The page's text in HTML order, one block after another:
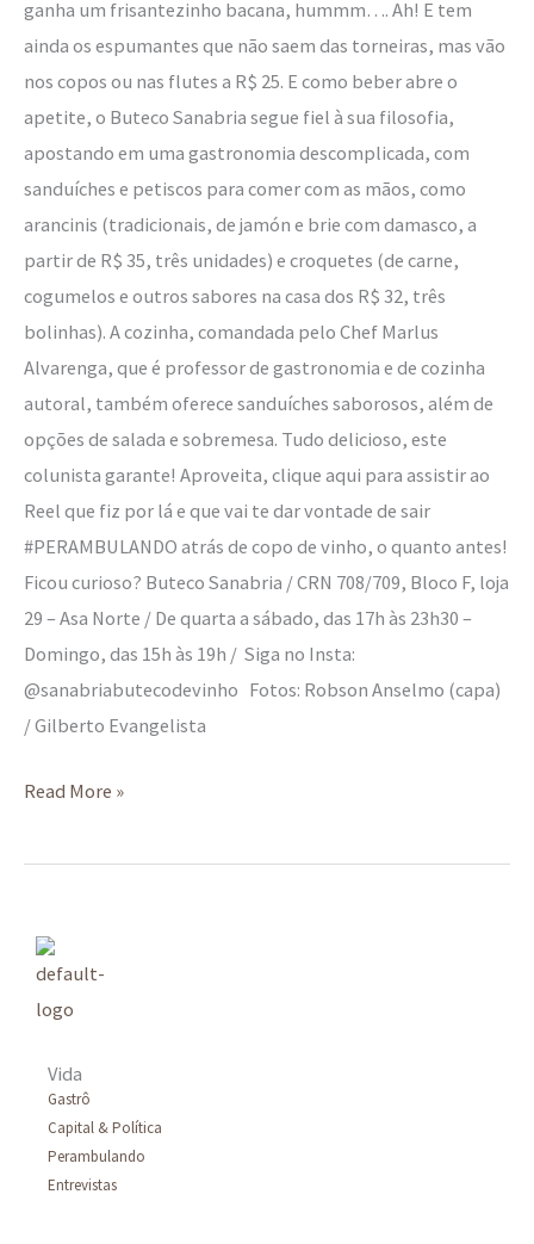
ganha um frisantezinho bacana, hummm…. Ah! E tem
ainda os espumantes que não saem das torneiras, mas vão
nos copos ou nas flutes a R$ 25. E como beber abre o
apetite, o Buteco Sanabria segue fiel à sua filosofia,
apostando em uma gastronomia descomplicada, com
sanduíches e petiscos para comer com as mãos, como
arancinis (tradicionais, de jamón e brie com damasco, a
partir de R$ 35, três unidades) e croquetes (de carne,
cogumelos e outros sabores na casa dos R$ 32, três
bolinhas). A cozinha, comandada pelo Chef Marlus
Alvarenga, que é professor de gastronomia e de cozinha
autoral, também oferece sanduíches saborosos, além de
opções de salada e sobremesa. Tudo delicioso, este
colunista garante! Aproveita, clique aqui para assistir ao
Reel que fiz por lá e que vai te dar vontade de sair
#PERAMBULANDO atrás de copo de vinho, o quanto antes!
Ficou curioso? Buteco Sanabria / CRN 708/709, Bloco F, loja
29 – Asa Norte / De quarta a sábado, das 17h às 23h30 –
Domingo, das 15h às 19h / Siga no Insta:
@sanabriabutecodevinho Fotos: Robson Anselmo (capa)
/ Gilberto Evangelista
Read More »
Vida
Gastrô
Capital & Política
Perambulando
Entrevistas